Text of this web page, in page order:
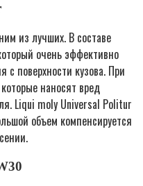
из лучших. В составе
очень эффективно
с поверхности кузова. При
наносят вред
Liqui moly Universal Politur
объем компенсируется